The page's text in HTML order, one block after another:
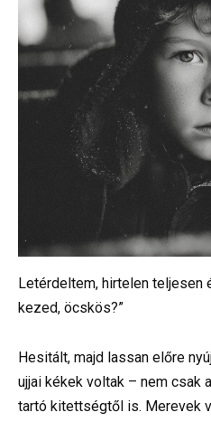
Letérdeltem, hirtelen teljesen
kezed, öcskös?”
Hesitált, majd lassan előre
ujjai kékek voltak – nem csak
tartó kitettségtől is. Merevek